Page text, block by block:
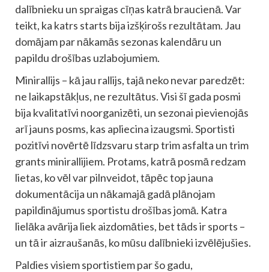
dalībnieku un spraigas cīņas katrā braucienā. Var
teikt, ka katrs starts bija izšķirošs rezultātam. Jau
domājam par nākamās sezonas kalendāru un
papildu drošības uzlabojumiem.
Minirallijs – kā jau rallijs, tajā neko nevar paredzēt:
ne laikapstākļus, ne rezultātus. Visi šī gada posmi
bija kvalitatīvi noorganizēti, un sezonai pievienojās
arī jauns posms, kas apliecina izaugsmi. Sportisti
pozitīvi novērtē līdzsvaru starp trim asfalta un trim
grants minirallijiem. Protams, katrā posmā redzam
lietas, ko vēl var pilnveidot, tāpēc top jauna
dokumentācija un nākamajā gadā plānojam
papildinājumus sportistu drošības jomā. Katra
lielāka avārija liek aizdomāties, bet tāds ir sports –
un tā ir aizraušanās, ko mūsu dalībnieki izvēlējušies.
Paldies visiem sportistiem par šo gadu,